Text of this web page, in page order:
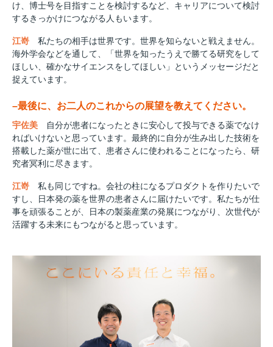
け、博士号を目指すことを検討するなど、キャリアについて検討
するきっかけにつながる人もいます。
江嵜 私たちの相手は世界です。世界を知らないと戦えません。
海外学会などを通して、「世界を知ったうえで勝てる研究をして
ほしい、確かなサイエンスをしてほしい」というメッセージだと
捉えています。
–最後に、お二人のこれからの展望を教えてください。
宇佐美
自分が患者になったときに安心して投与できる薬でなけ
ればいけないと思っています。最終的に自分が生み出した技術を
搭載した薬が世に出て、患者さんに使われることになったら、研
究者冥利に尽きます。
江嵜 私も同じですね。会社の柱になるプロダクトを作りたいで
すし、日本発の薬を世界の患者さんに届けたいです。私たちが仕
事を頑張ることが、日本の製薬産業の発展につながり、次世代が
活躍する未来にもつながると思っています。